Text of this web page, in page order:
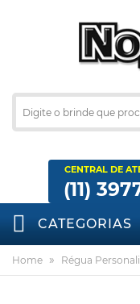
CENTRAL DE
(11)
CATEGORIAS
Home » Régua